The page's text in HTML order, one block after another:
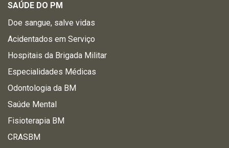
SAÚDE DO PM
Doe sangue, salve vidas
Acidentados em Serviço
Hospitais da Brigada Militar
Especialidades Médicas
Odontologia da BM
Saúde Mental
Fisioterapia BM
CRASBM